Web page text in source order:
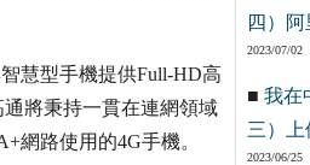
慧型手機提供Full-HD高
將秉持一貫在連網領域
網路使用的4G手機。
四）
2023/07/02
■ 我在
三）上
2023/06/25